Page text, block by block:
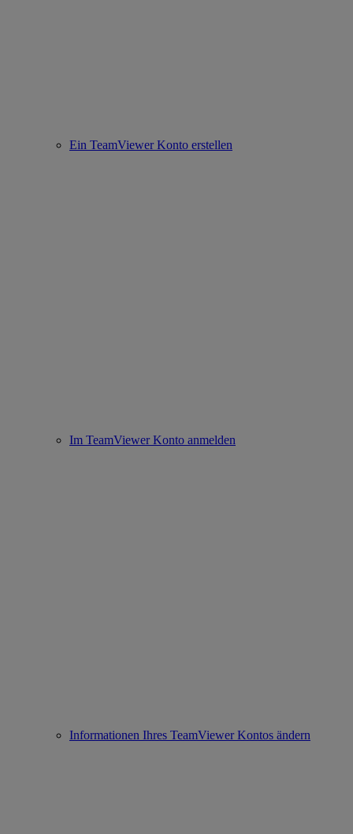
Ein TeamViewer Konto erstellen
Im TeamViewer Konto anmelden
Informationen Ihres TeamViewer Kontos ändern